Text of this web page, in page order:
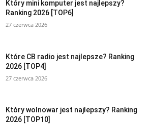
Który mini komputer jest najlepszy?
Ranking 2026 [TOP6]
27 czerwca 2026
Które CB radio jest najlepsze? Ranking
2026 [TOP4]
27 czerwca 2026
Który wolnowar jest najlepszy? Ranking
2026 [TOP10]